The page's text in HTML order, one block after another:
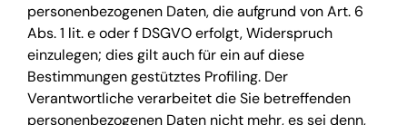
personenbezogenen Daten, die aufgrund von Art. 6
Abs. 1 lit. e oder f DSGVO erfolgt, Widerspruch
einzulegen; dies gilt auch für ein auf diese
Bestimmungen gestütztes Profiling. Der
Verantwortliche verarbeitet die Sie betreffenden
personenbezogenen Daten nicht mehr, es sei denn,